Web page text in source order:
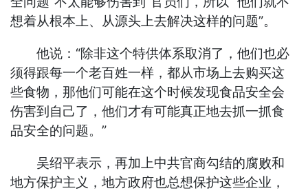
想着从根本上、从源头上去解决这样的问题”。
他说：“除非这个特供体系取消了，他们也必
须得跟每一个老百姓一样，都从市场上去购买这
些食物，那他们可能在这个时候发现食品安全会
伤害到自己了，他们才有可能真正地去抓一抓食
品安全的问题。”
吴绍平表示，再加上中共官商勾结的腐败和
地方保护主义，地方政府也总想保护这些企业，